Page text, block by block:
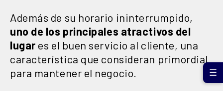
Además de su horario ininterrumpido,
uno de los principales atractivos del
lugar es el buen servicio al cliente, una
característica que consideran primordial
para mantener el negocio.
☰